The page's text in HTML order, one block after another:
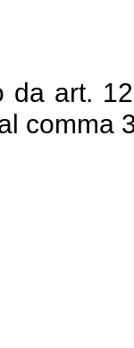
da art.
comma